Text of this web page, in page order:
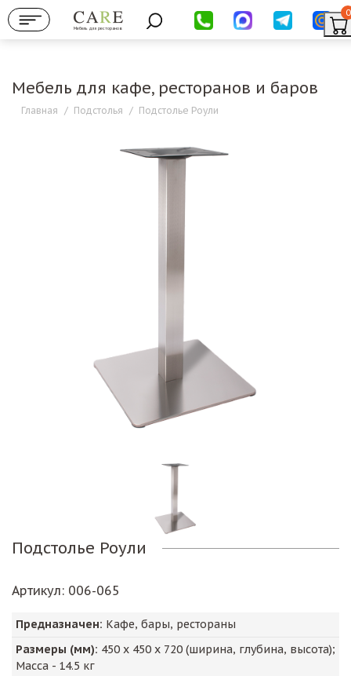
Мебель для ресторанов
0
Мебель для кафе, ресторанов и баров
Главная / Подстолья / Подстолье Роули
Подстолье Роули
Артикул: 006-065
Предназначен: Кафе, бары, рестораны
Размеры (мм): 450 х 450 х 720 (ширина, глубина, высота);
Масса - 14.5 кг